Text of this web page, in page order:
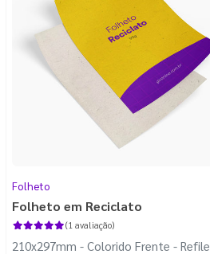
Folheto
Folheto em Reciclato
(1 avaliação)
210x297mm - Colorido Frente - Refile